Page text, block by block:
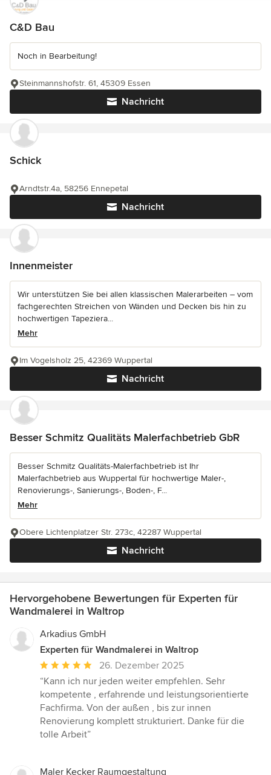
C&D Bau
Noch in Bearbeitung!
Nachricht
Steinmannshofstr. 61, 45309 Essen
Schick
Nachricht
Arndtstr.4a, 58256 Ennepetal
Innenmeister
Wir unterstützen Sie bei allen klassischen Malerarbeiten – vom
fachgerechten Streichen von Wänden und Decken bis hin zu
hochwertigen Tapeziera...
Mehr
Nachricht
Im Vogelsholz 25, 42369 Wuppertal
Besser Schmitz Qualitäts Malerfachbetrieb GbR
Besser Schmitz Qualitäts-Malerfachbetrieb ist Ihr
Malerfachbetrieb aus Wuppertal für hochwertige Maler-,
Renovierungs-, Sanierungs-, Boden-, F...
Mehr
Nachricht
Obere Lichtenplatzer Str. 273c, 42287 Wuppertal
Hervorgehobene Bewertungen für Experten für
Wandmalerei in Waltrop
Arkadius GmbH
Experten für Wandmalerei in Waltrop
Durchschnittliche
Bewertung:
5
von
5
Sternen
26. Dezember 2025
“Kann ich nur jeden weiter empfehlen. Sehr
kompetente , erfahrende und leistungsorientierte
Fachfirma. Von der außen , bis zur innen
Renovierung komplett strukturiert. Danke für die
tolle Arbeit”
Maler Kecker Raumgestaltung